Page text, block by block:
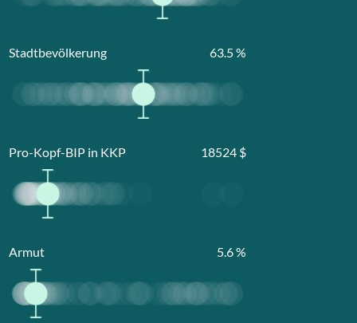
Stadtbevölkerung 63.5%
Pro-Kopf-BIP in KKP 18524 $
Armut 5.6%